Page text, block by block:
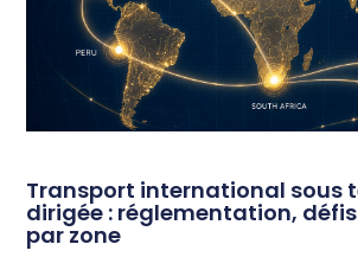
Transport international sous
dirigée : réglementation,
par zone